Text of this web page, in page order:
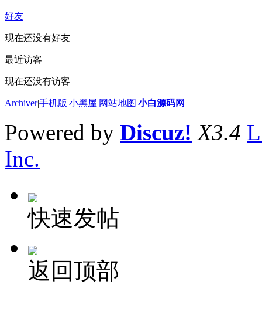
好友
现在还没有好友
最近访客
现在还没有访客
Archiver|手机版|小黑屋|网站地图|小白源码网
Powered by Discuz! X3.4
Inc.
快速发帖
返回顶部